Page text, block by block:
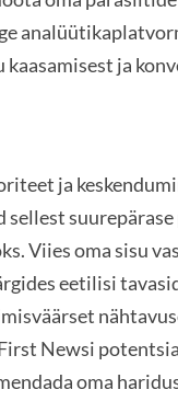
kaasamisest ja
ja
sellest
Viies oma sisu
eetilisi
Newsi
oma